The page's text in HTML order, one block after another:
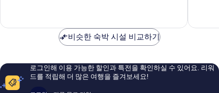
Tomigusuku
점,
아
이
용
점,
요,
이
비슷한 숙박 시설 비교하기
로그인해 이용 가능한 할인과 특전을 확인하실 수 있어요. 리워
드를 적립해 더 많은 여행을 즐겨보세요!